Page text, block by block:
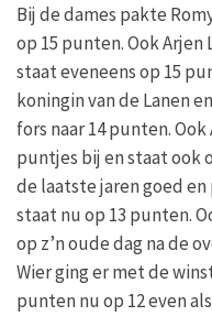
Bij de dames pakte
op 15 punten. Ook
staat eveneens op 15
koningin van de Lanen
fors naar 14 punten.
puntjes bij en staat ook
de laatste jaren goed
staat nu op 13 punten.
op z’n oude dag na de
Wier ging er met de
punten nu op 12 even